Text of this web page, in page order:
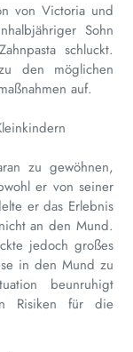
von Victoria und
Sohn
schluckt.
den möglichen
auf.
zu gewöhnen,
er von seiner
er das Erlebnis
an den Mund.
jedoch großes
in den Mund zu
beunruhigt
Risiken für die